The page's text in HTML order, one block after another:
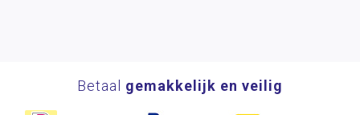
Betaal gemakkelijk en veilig